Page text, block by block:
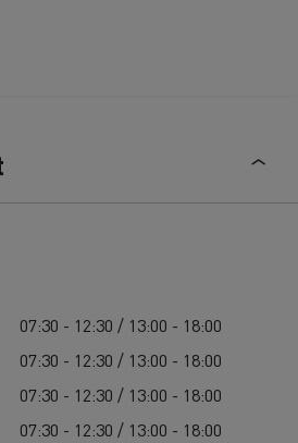
07:30 - 12:30 / 13:00 - 18:00
07:30 - 12:30 / 13:00 - 18:00
07:30 - 12:30 / 13:00 - 18:00
07:30 - 12:30 / 13:00 - 18:00